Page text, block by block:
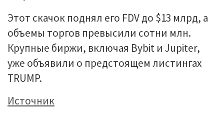
Этот скачок поднял его FDV до $13 млрд, а
объемы торгов превысили сотни млн.
Крупные биржи, включая Bybit и Jupiter,
уже объявили о предстоящем листингах
TRUMP.
Источник